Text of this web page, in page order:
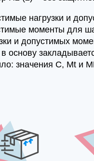
нагрузки и
моменты для
и допустимых
в основу
значения C, Mt и